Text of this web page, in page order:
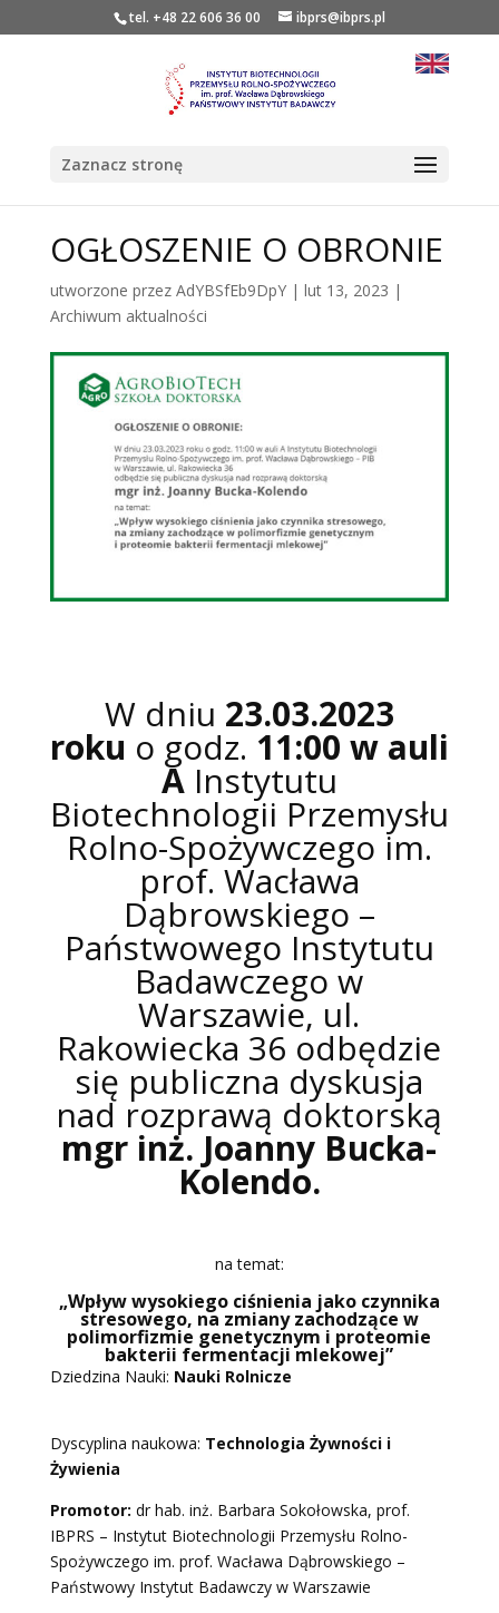
tel. +48 22 606 36 00 ibprs@ibprs.pl
Zaznacz stronę
OGŁOSZENIE O OBRONIE
utworzone przez AdYBSfEb9DpY| lut 13, 2023 |
Archiwum aktualności
W dniu 23.03.2023
roku o godz. 11:00 w auli
AInstytutu
Biotechnologii Przemysłu
Rolno-Spożywczego im.
prof. Wacława
Dąbrowskiego –
Państwowego Instytutu
Badawczego w
Warszawie, ul.
Rakowiecka 36 odbędzie
się publiczna dyskusja
nad rozprawą doktorską
mgr inż. Joanny Bucka-
Kolendo.
na temat:
„Wpływ wysokiego ciśnienia jako czynnika
stresowego, na zmiany zachodzące w
polimorfizmie genetycznym i proteomie
bakterii fermentacji mlekowej”
Dziedzina Nauki: Nauki Rolnicze
Dyscyplina naukowa: Technologia Żywności i
Żywienia
Promotor: dr hab. inż. Barbara Sokołowska, prof.
IBPRS – Instytut Biotechnologii Przemysłu Rolno-
Spożywczego im. prof. Wacława Dąbrowskiego –
Państwowy Instytut Badawczy w Warszawie